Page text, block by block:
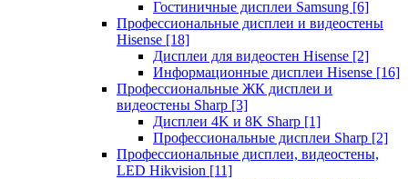
Гостиничные дисплеи Samsung [6]
Профессиональные дисплеи и видеостены
Hisense [18]
Дисплеи для видеостен Hisense [2]
Информационные дисплеи Hisense [16]
Профессиональные ЖК дисплеи и
видеостены Sharp [3]
Дисплеи 4K и 8K Sharp [1]
Профессиональные дисплеи Sharp [2]
Профессиональные дисплеи, видеостены,
LED Hikvision [11]